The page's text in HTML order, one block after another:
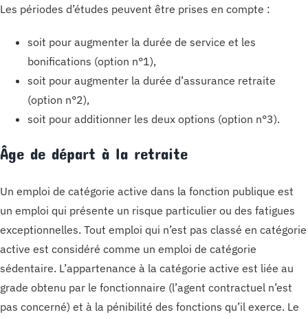
Les périodes d’études peuvent être prises en compte :
soit pour augmenter la durée de service et les
bonifications (option n°1),
soit pour augmenter la durée d’assurance retraite
(option n°2),
soit pour additionner les deux options (option n°3).
Âge de départ à la retraite
Un emploi de catégorie active dans la fonction publique est
un emploi qui présente un risque particulier ou des fatigues
exceptionnelles. Tout emploi qui n’est pas classé en catégorie
active est considéré comme un emploi de catégorie
sédentaire. L’appartenance à la catégorie active est liée au
grade obtenu par le fonctionnaire (l’agent contractuel n’est
pas concerné) et à la pénibilité des fonctions qu’il exerce. Le